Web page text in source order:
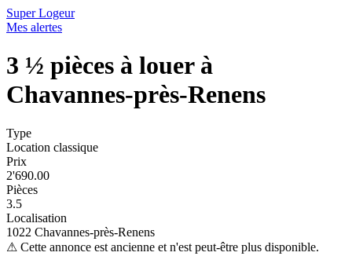
Super Logeur
Mes alertes
3 ½ pièces à louer à
Chavannes-près-Renens
Type
Location classique
Prix
2'690.00
Pièces
3.5
Localisation
1022 Chavannes-près-Renens
⚠ Cette annonce est ancienne et n'est peut-être plus disponible.